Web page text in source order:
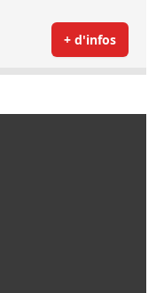
+ d'infos